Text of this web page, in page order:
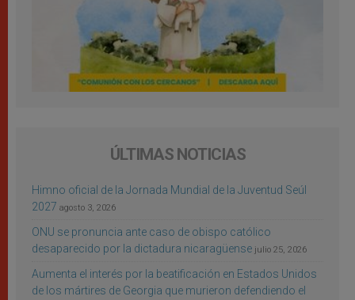
ÚLTIMAS NOTICIAS
Himno oficial de la Jornada Mundial de la Juventud Seúl
2027 agosto 3, 2026
ONU se pronuncia ante caso de obispo católico
desaparecido por la dictadura nicaragüense julio 25, 2026
Aumenta el interés por la beatificación en Estados Unidos
de los mártires de Georgia que murieron defendiendo el